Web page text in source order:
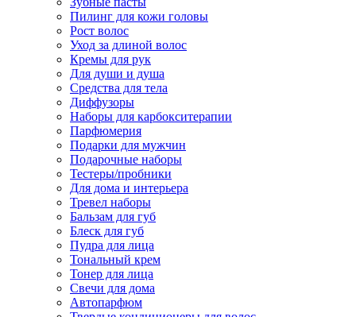
Пилинг для кожи головы
Рост волос
Уход за длиной волос
Кремы для рук
Для души и душа
Средства для тела
Диффузоры
Наборы для карбокситерапии
Парфюмерия
Подарки для мужчин
Подарочные наборы
Тестеры/пробники
Для дома и интерьера
Тревел наборы
Бальзам для губ
Блеск для губ
Пудра для лица
Тональный крем
Тонер для лица
Свечи для дома
Автопарфюм